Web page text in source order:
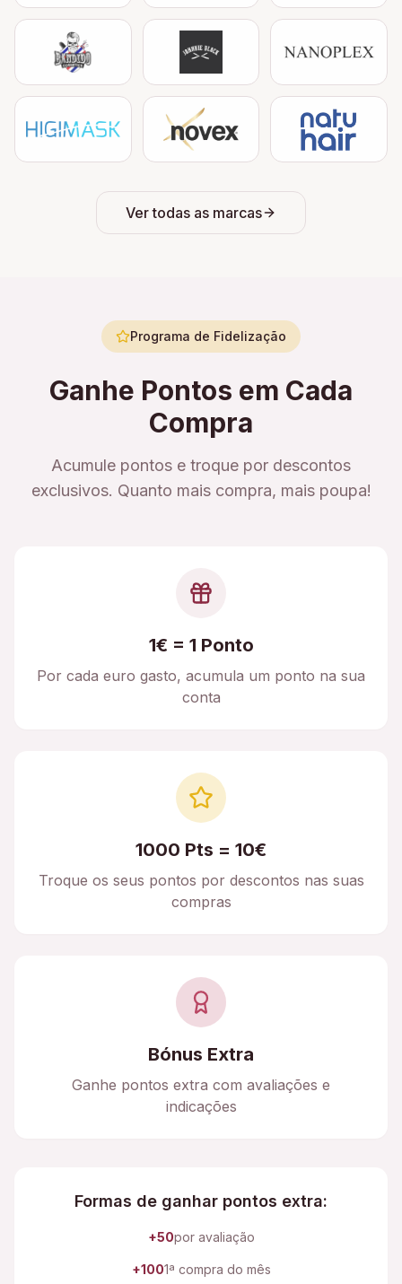
Ver todas as marcas
Programa de Fidelização
Ganhe Pontos em Cada
Compra
Acumule pontos e troque por descontos
exclusivos. Quanto mais compra, mais poupa!
1€ = 1 Ponto
Por cada euro gasto, acumula um ponto na sua
conta
1000 Pts = 10€
Troque os seus pontos por descontos nas suas
compras
Bónus Extra
Ganhe pontos extra com avaliações e
indicações
Formas de ganhar pontos extra:
+50por avaliação
+1001ª compra do mês